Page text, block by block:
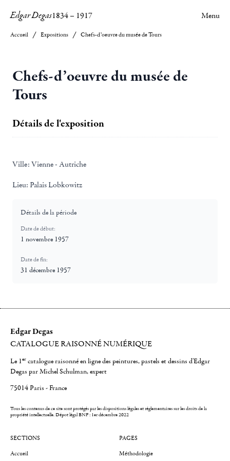
Edgar Degas1834– 1917 Menu
Accueil Expositions Chefs-d’oeuvre du musée de Tours
Chefs-d’oeuvre du musée de
Tours
Détails de l'exposition
Ville: Vienne - Autriche
Lieu: Palais Lobkowitz
Détails de la période
Date de début:
1 novembre 1957
Date de fin:
31 décembre 1957
Edgar Degas
CATALOGUE RAISONNÉ NUMÉRIQUE
Le 1er catalogue raisonné en ligne des peintures, pastels et dessins d'Edgar
Degas par Michel Schulman, expert
75014 Paris - France
Tous les contenus de ce site sont protégés par les dispositions légales et réglementaires sur les droits de la
propriété intellectuelle.Dépot légal BNF : 1er décembre 2022
SECTIONS
Accueil
PAGES
Méthodologie